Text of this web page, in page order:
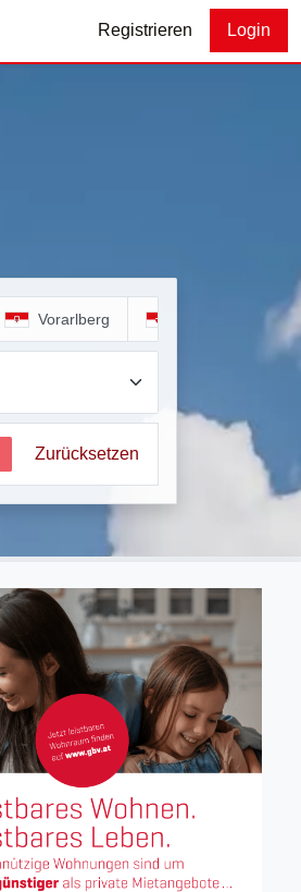
Registrieren Login
Vorarlberg
Zurücksetzen